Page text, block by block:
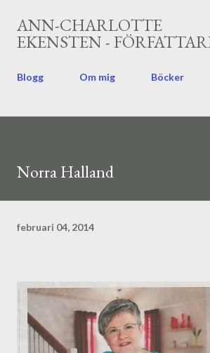
Fortsätt till huvudinnehåll
ANN-CHARLOTTE
EKENSTEN -
Blogg Om mig Böcker
Norra Halland
februari 04, 2014